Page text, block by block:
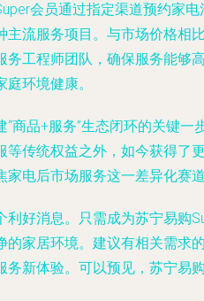
会员通过指定渠道预约家
主流服务项目。与市场价格相
务工程师团队，确保服务能够
环境健康。
商品+服务”生态闭环的关键
等传统权益之外，如今获得
电后市场服务这一差异化赛
利好消息。只需成为苏宁易购
的家居环境。建议有相关需求
新体验。可以预见，苏宁易